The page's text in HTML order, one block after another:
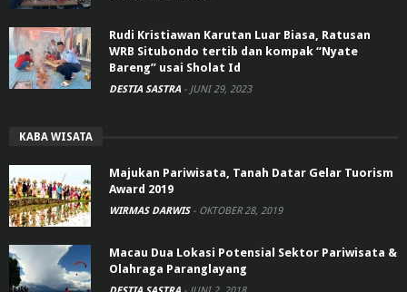
Rudi Kristiawan Karutan Luar Biasa, Ratusan
WRB Situbondo tertib dan kompak “Nyate
Bareng” usai Sholat Id
DESTIA SASTRA - JUNI 29, 2023
KABA WISATA
Majukan Pariwisata, Tanah Datar Gelar Tuorism
Award 2019
WIRMAS DARWIS - OKTOBER 28, 2019
Macau Dua Lokasi Potensial Sektor Pariwisata &
Olahraga Paranglayang